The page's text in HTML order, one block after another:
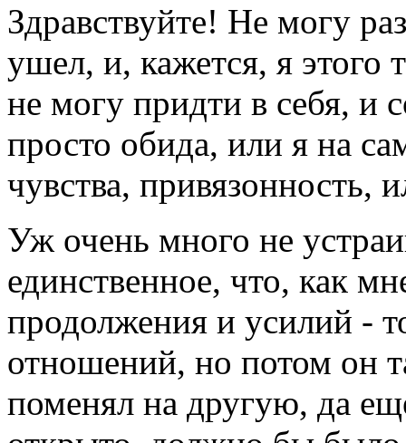
Здравствуйте! Не могу
ушел, и, кажется, я этого
не могу придти в себя, и
просто обида, или я на
чувства,
Уж очень много не
единственное, что, как
продолжения и усилий -
отношений, но потом он
поменял на другую, да